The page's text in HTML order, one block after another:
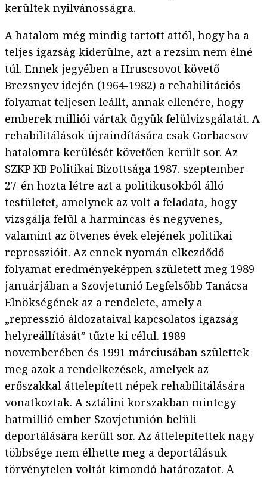
kerültek nyilvánosságra.
A hatalom még mindig tartott attól, hogy ha a
teljes igazság kiderülne, azt a rezsim nem élné
túl. Ennek jegyében a Hruscsovot követő
Brezsnyev idején (1964-1982) a rehabilitációs
folyamat teljesen leállt, annak ellenére, hogy
emberek milliói vártak ügyük felülvizsgálatát. A
rehabilitálások újraindítására csak Gorbacsov
hatalomra kerülését követően került sor. Az
SZKP KB Politikai Bizottsága 1987. szeptember
27-én hozta létre azt a politikusokból álló
testületet, amelynek az volt a feladata, hogy
vizsgálja felül a harmincas és negyvenes,
valamint az ötvenes évek elejének politikai
represszióit. Az ennek nyomán elkezdődő
folyamat eredményeképpen született meg 1989
januárjában a Szovjetunió Legfelsőbb Tanácsa
Elnökségének az a rendelete, amely a
„represszió áldozataival kapcsolatos igazság
helyreállítását” tűzte ki célul. 1989
novemberében és 1991 márciusában születtek
meg azok a rendelkezések, amelyek az
erőszakkal áttelepített népek rehabilitálására
vonatkoztak. A sztálini korszakban mintegy
hatmillió ember Szovjetunión belüli
deportálására került sor. Az áttelepítettek nagy
többsége nem élhette meg a deportálásuk
törvénytelen voltát kimondó határozatot. A